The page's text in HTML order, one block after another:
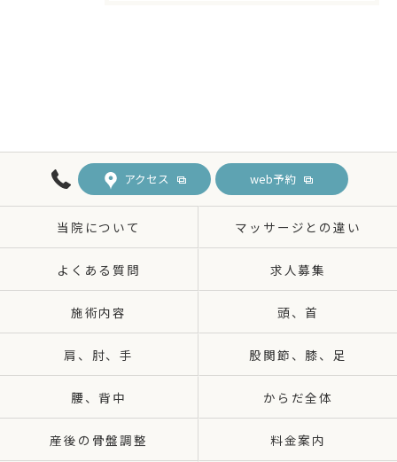
アクセス web予約
当院について マッサージとの違い
よくある質問 求人募集
施術内容 頭、首
肩、肘、手 股関節、膝、足
腰、背中 からだ全体
産後の骨盤調整 料金案内